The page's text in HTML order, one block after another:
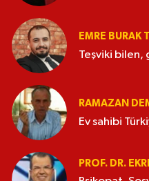
EMRE BURAK
Teşviki
RAMAZAN
Ev sahibi
PROF. DR.